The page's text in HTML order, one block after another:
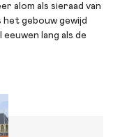
alom als sieraad van
gebouw gewijd
lang als de